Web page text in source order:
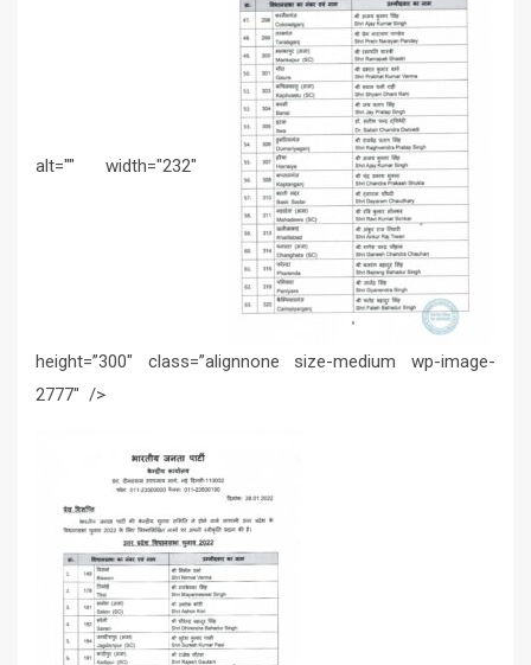
alt="" width="232"
height=”300″ class=”alignnone size-medium wp-image-
2777″ />